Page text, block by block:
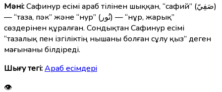
Мәні:Сафинур есімі араб тілінен шыққан, “сафий” (صَفِيّ)
— “таза, пәк” және “нур” (نُور) — “нұр, жарық”
сөздерінен құралған. Сондықтан Сафинур есімі
“тазалық пен ізгіліктің нышаны болған сұлу қыз” деген
мағынаны білдіреді.
Шығу тегі:Араб есімдерi
👁